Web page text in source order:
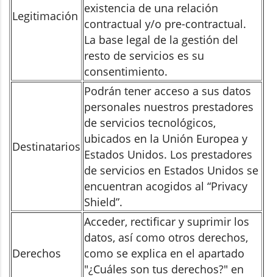
Legitimación
existencia de una relación
contractual y/o pre-contractual.
La base legal de la gestión del
resto de servicios es su
consentimiento.
Destinatarios
Podrán tener acceso a sus datos
personales nuestros prestadores
de servicios tecnológicos,
ubicados en la Unión Europea y
Estados Unidos. Los prestadores
de servicios en Estados Unidos se
encuentran acogidos al “Privacy
Shield”.
Derechos
Acceder, rectificar y suprimir los
datos, así como otros derechos,
como se explica en el apartado
"¿Cuáles son tus derechos?" en